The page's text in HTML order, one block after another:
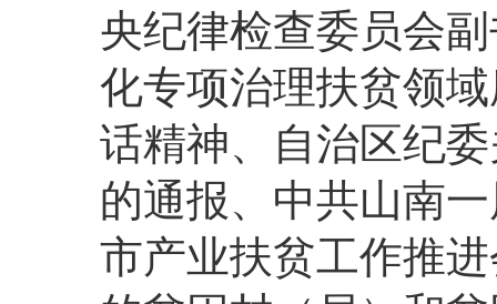
央纪律检查委员会
化专项治理扶贫领
话精神、自治区纪
的通报、中共山南
市产业扶贫工作推